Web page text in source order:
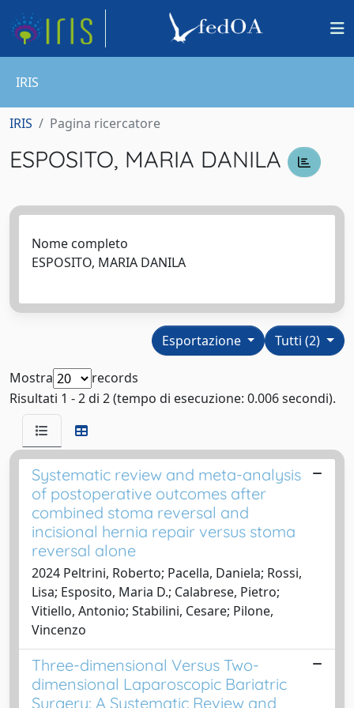
IRIS
IRIS Pagina ricercatore
ESPOSITO, MARIA DANILA
Nome completo
ESPOSITO, MARIA DANILA
Tutti (2)
Esportazione
Mostra
records
Risultati 1 - 2 di 2 (tempo di esecuzione: 0.006 secondi).
Systematic review and meta-analysis
of postoperative outcomes after
combined stoma reversal and
incisional hernia repair versus stoma
reversal alone
2024 Peltrini, Roberto; Pacella, Daniela; Rossi,
Lisa; Esposito, Maria D.; Calabrese, Pietro;
Vitiello, Antonio; Stabilini, Cesare; Pilone,
Vincenzo
Three-dimensional Versus Two-
dimensional Laparoscopic Bariatric
Surgery: A Systematic Review and